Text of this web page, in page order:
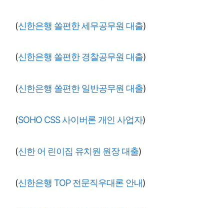
(신한은행 쏠편한 세무공무원 대출)
(신한은행 쏠편한 경찰공무원 대출)
(신한은행 쏠편한 일반공무원 대출)
(SOHO CSS 사이버론 개인 사업자)
(신한 어 린이집 유치원 원장 대출)
(신한은행 TOP 전문직우대론 안내)